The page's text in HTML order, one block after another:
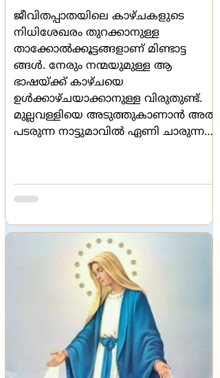
ജീവിതപ്പാതയിലെ കാഴ്ചകളുടെ
നിധിശേഖരം തുറക്കാനുള്ള
താക്കോല്‍ക്കൂട്ടങ്ങളാണ് മിണ്ടാട്ട
ങ്ങള്‍. നേരും നന്മയുമുള്ള ആ
ഭാഷയ്ക്ക് കാഴ്ചയെ
ഉള്‍ക്കാഴ്ചയാക്കാനുള്ള വിരുതുണ്ട്.
മുല്ലവള്ളിയെ അടുത്തുകാണാന്‍ അത്
പടരുന്ന നാട്ടുമാവില്‍ ഏണി ചാരുന്ന
മിണ്ടാട്ടങ്ങളുടെ ഓര്‍മ്മചെരാതുകള്‍
മണ്ണില്‍ തെളിയുന്ന മാസമാണ്
പറഞ്ഞവരും സന്തോഷചിത്തരായി.
ദൈവമനുഷ്യമിണ്ടാട്ടങ്ങളുടെ
മഞ്ഞുപോലെ സാന്ദ്രമായ
അനുഭവങ്ങളുടെ മേഘത്തുണ്